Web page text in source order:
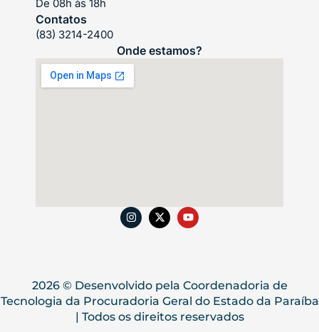
De 08h às 18h
Contatos
(83) 3214-2400
Onde estamos?
2026 © Desenvolvido pela Coordenadoria de
Tecnologia da Procuradoria Geral do Estado da Paraíba
| Todos os direitos reservados